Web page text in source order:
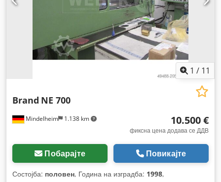
1 / 11
Mindelheim 1.138 km
Brand NE 700
10.500 €
фиксна цена додава се ДДВ
Побарајте Повикајте
Состојба: половен, Година на изградба: 1998,